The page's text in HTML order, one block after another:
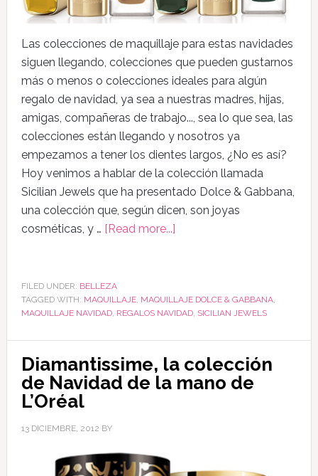
Las colecciones de maquillaje para estas navidades
siguen llegando, colecciones que pueden gustarnos
más o menos o colecciones ideales para algún
regalo de navidad, ya sea a nuestras madres, hijas,
amigas, compañeras de trabajo..., sea lo que sea, las
colecciones están llegando y nosotros ya
empezamos a tener los dientes largos, ¿No es así?
Hoy venimos a hablar de la colección llamada
Sicilian Jewels que ha presentado Dolce & Gabbana,
una colección que, según dicen, son joyas
cosméticas, y … [Read more...]
FILED UNDER: BELLEZA
TAGGED WITH: MAQUILLAJE, MAQUILLAJE DOLCE & GABBANA,
MAQUILLAJE NAVIDAD, REGALOS NAVIDAD, SICILIAN JEWELS
Diamantissime, la colección
de Navidad de la mano de
L’Oréal
13 DICIEMBRE, 2012 BY